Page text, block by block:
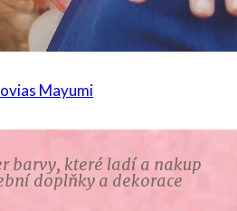
barvy, které ladí a nakup
doplňky a dekorace